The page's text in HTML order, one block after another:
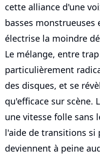
cette alliance d'une
basses
électrise la moindre
Le mélange, entre
particulièrement
des disques, et se
qu'efficace sur scène.
une vitesse folle sans
l'aide de transitions si
deviennent à peine